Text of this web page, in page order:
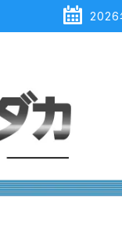
2026